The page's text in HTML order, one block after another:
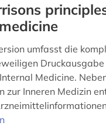
umfasst die
Druckausgabe
Medicine.
zur Inneren Medizin